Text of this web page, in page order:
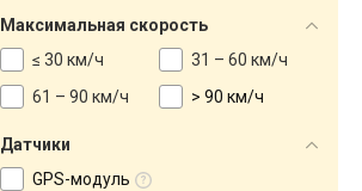
Максимальная скорость
≤ 30 км/ч
31 – 60 км/ч
61 – 90 км/ч
> 90 км/ч
Датчики
GPS-модуль